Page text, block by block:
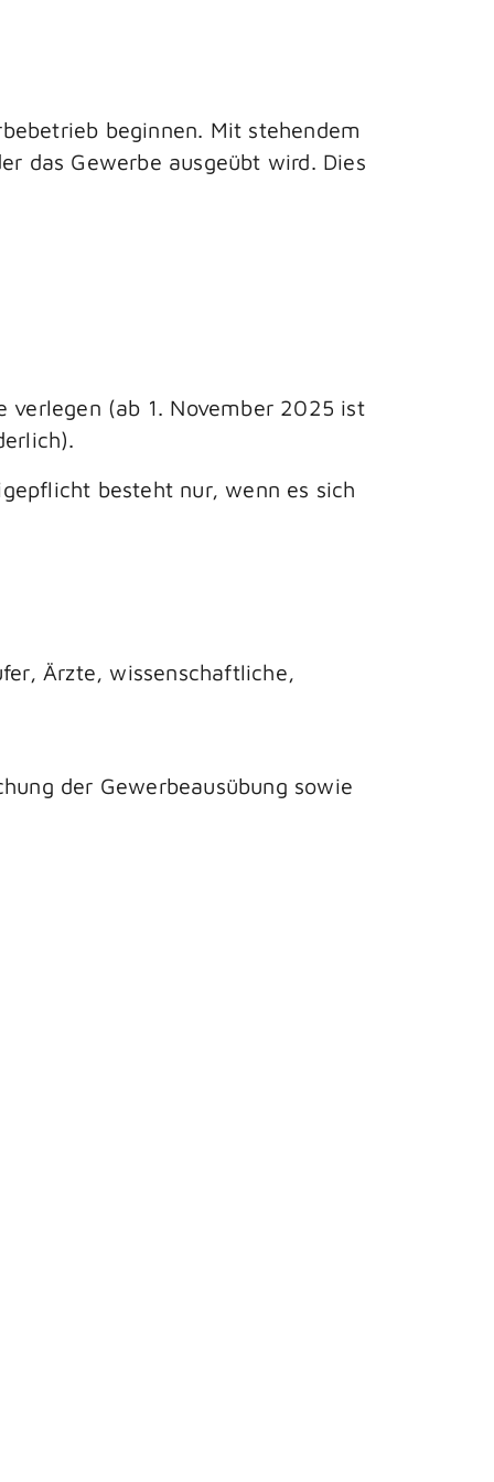
beginnen. Mit stehendem
das Gewerbe ausgeübt wird. Dies
verlegen (ab 1. November 2025 ist
besteht nur, wenn es sich
Ärzte, wissenschaftliche,
der Gewerbeausübung sowie